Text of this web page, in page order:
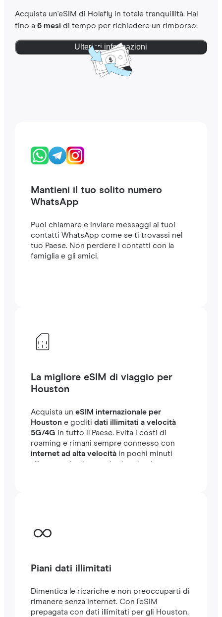
Acquista un'eSIM di Holafly in totale tranquillità. Hai
fino a 6 mesi di tempo per richiedere un rimborso.
Ulteriori informazioni
Mantieni il tuo solito numero
WhatsApp
Puoi chiamare e inviare messaggi ai tuoi
contatti WhatsApp come se ti trovassi nel
tuo Paese. Non perdere i contatti con la
famiglia e gli amici.
La migliore eSIM di viaggio per
Houston
Acquista un eSIM internazionale per
Houstone goditi dati illimitati a velocità
5G/4G in tutto il Paese. Evita i costi di
roaming e rimani sempre connesso con
internet ad alta velocitàin pochi minuti
all'estero, sia che tu stia viaggiando o
Piani dati illimitati
Dimentica le ricariche e non preoccuparti di
rimanere senza Internet. Con l’eSIM
prepagata con dati illimitati per gli Houston,